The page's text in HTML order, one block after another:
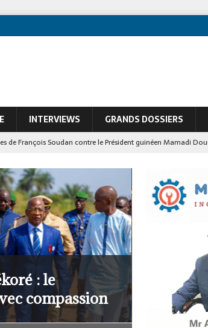
INTERVIEWS GRANDS DOSSIERS
À LA UNE
du
la diaspora
À LA UNE